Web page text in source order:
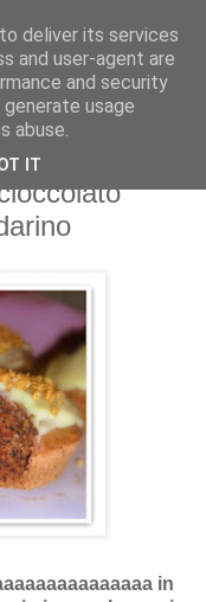
in
deliver its services
and user-agent are
and security
usage
abuse.
IT